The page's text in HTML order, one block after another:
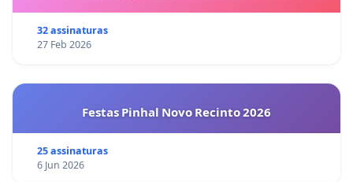
32 assinaturas
27 Feb 2026
Festas Pinhal Novo Recinto 2026
25 assinaturas
6 Jun 2026